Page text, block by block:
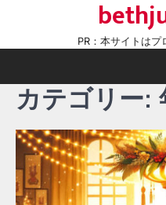
content
PR：本サイトはプ
カテゴリー: